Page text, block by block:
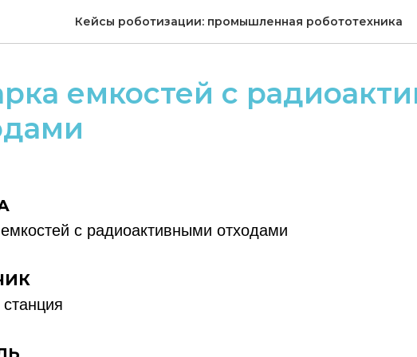
Кейсы роботизации: промышленная робототехника
емкостей с
с радиоактивными отходами